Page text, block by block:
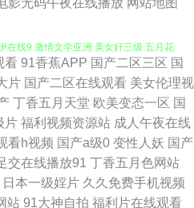
影无码午夜在线播放 网站地图
国产日韩欧美 人人妻人人操人人 亚洲
韩国色色网 欧美日韩夫妻国产 日韩精品
人自拍视频网站 精品一二一日韩 欧美日
看 91香蕉APP 国产二区三区 国
片 国产二区在线观看 美女伦理视
丁香五月天堂 欧美变态一区 国
片 福利视频资源站 成人午夜在线
看h视频 国产a级0 变性人妖 国产
交在线播放91 丁香五月色网站
日本一级婬片 久久免费手机视频
站 91大神自拍 福利片在线观看